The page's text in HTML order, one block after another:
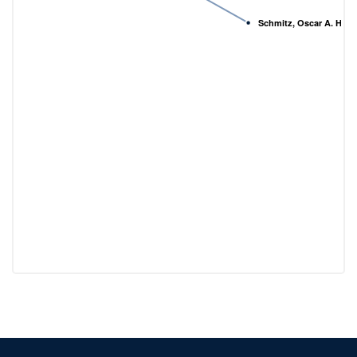
Schmitz, Oscar A. H.